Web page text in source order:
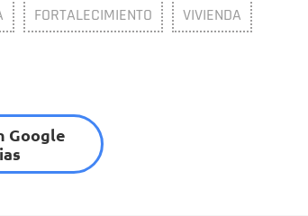
FORTALECIMIENTO VIVIENDA
Google